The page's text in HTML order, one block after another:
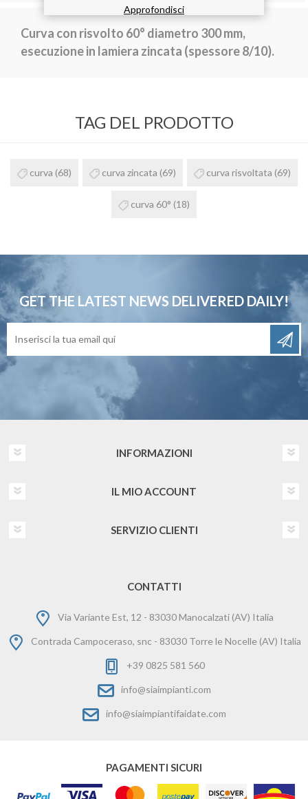
Curva con risvolto 60° diametro 300 mm,
esecuzione in lamiera zincata (spessore 8/10).
TAG DEL PRODOTTO
curva (68) curva zincata (69) curva risvoltata (69)
curva 60° (18)
GET THE LATEST NEWS DELIVERED DAILY!
INFORMAZIONI
IL MIO ACCOUNT
SERVIZIO CLIENTI
CONTATTI
Via Variante Est, 12 - 83030 Manocalzati (AV) Italia
Contrada Campoceraso, snc - 83030 Torre le Nocelle (AV) Italia
+39 0825 581 560
info@siaimpianti.com
info@siaimpiantifaidate.com
PAGAMENTI SICURI
Approfondisci